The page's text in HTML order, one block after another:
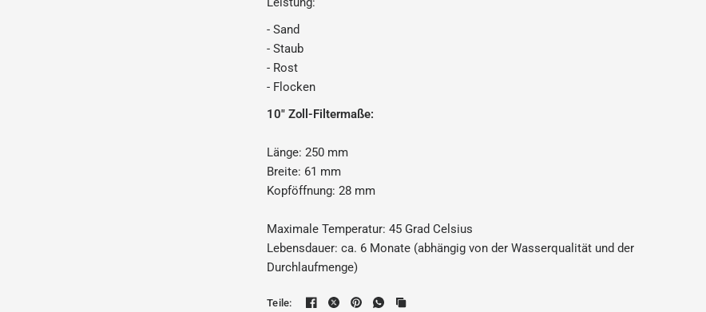
- Sand
- Staub
- Rost
- Flocken
10" Zoll-Filtermaße:
Länge: 250 mm
Breite: 61 mm
Kopföffnung: 28 mm
Maximale Temperatur: 45 Grad Celsius
Lebensdauer: ca. 6 Monate (abhängig von der Wasserqualität und der
Durchlaufmenge)
Teile: